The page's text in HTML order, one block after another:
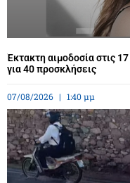
Έκτακτη αιμοδοσία στις
για 40 προσκλήσεις
07/08/2026 1:40 μμ